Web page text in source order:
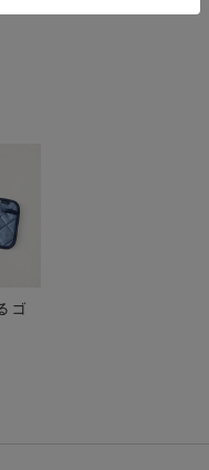
ゴ